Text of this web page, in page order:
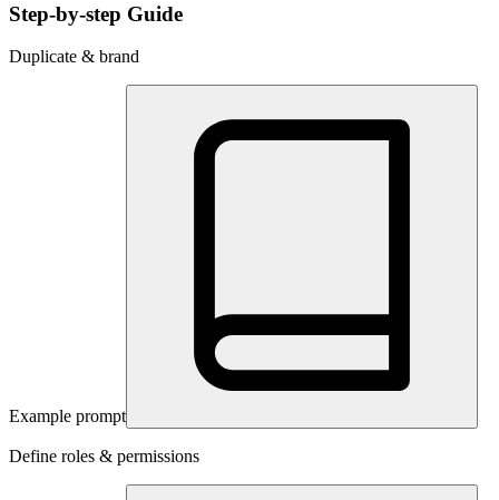
Step-by-step Guide
Duplicate & brand
Example prompt
Define roles & permissions